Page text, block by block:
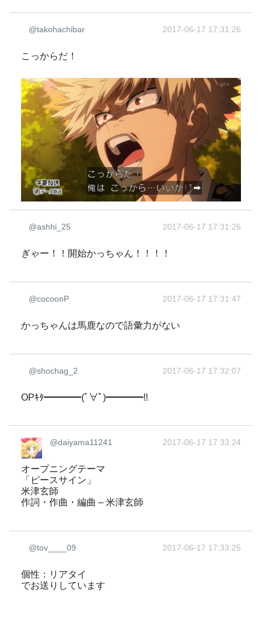
@takohachibar 2017-06-17 17:31:26
こっからだ！
@ashhi_25 2017-06-17 17:31:26
ぎゃー！！開始かっちゃん！！！！
@cocoonP 2017-06-17 17:31:47
かっちゃんは馬鹿なので語彙力がない
@shochag_2 2017-06-17 17:32:07
OPｷﾀ━━━━(ﾟ∀ﾟ)━━━━!!
@daiyama11241 2017-06-17 17:33:24
オープニングテーマ
「ピースサイン」
米津玄師
作詞・作曲・編曲 – 米津玄師
@tov____09 2017-06-17 17:33:25
個性：リアタイ
でお送りしています